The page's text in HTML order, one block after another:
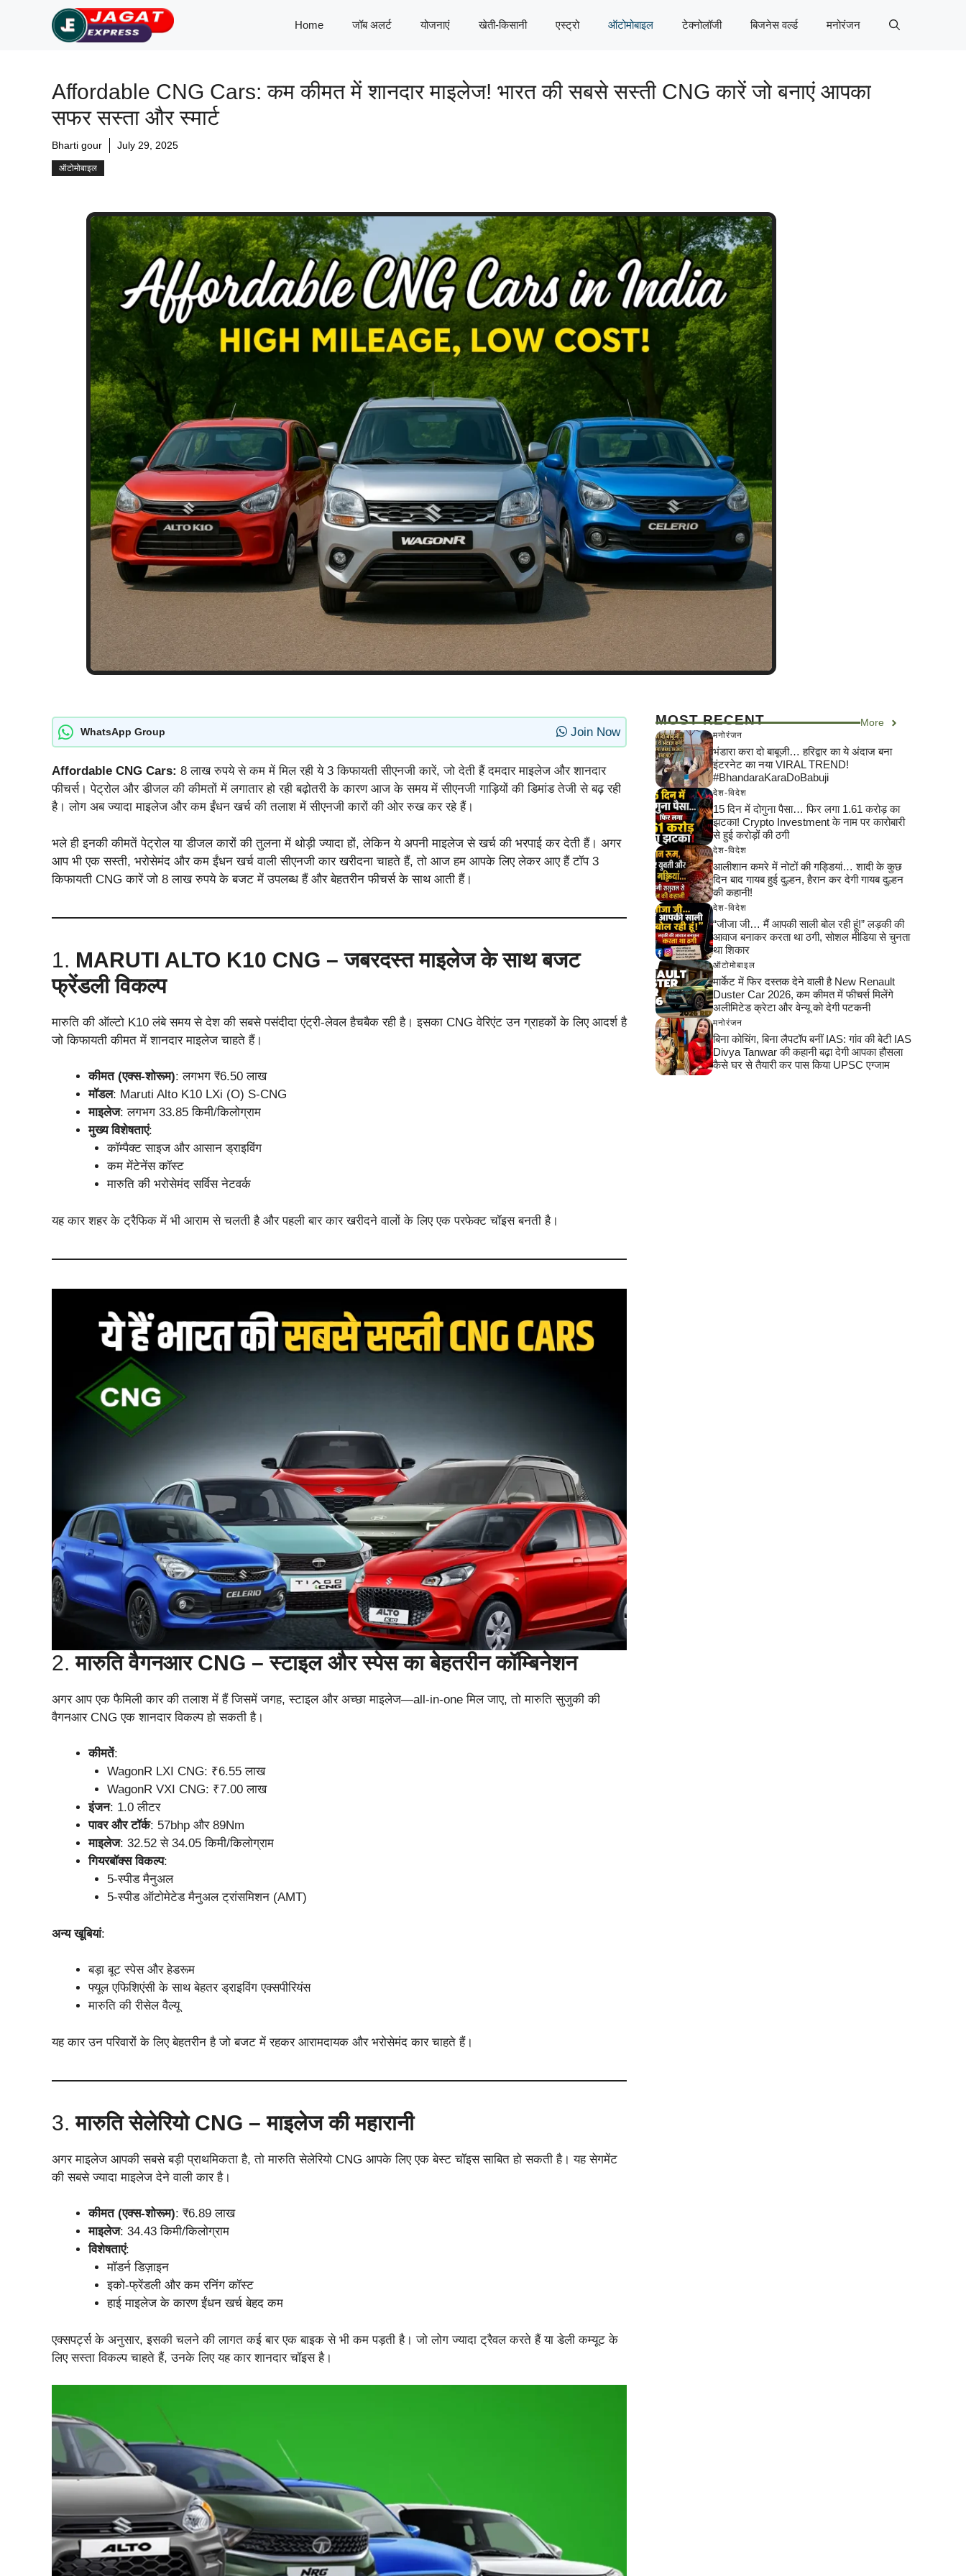
Home जॉब अलर्ट योजनाएं खेती-किसानी एस्ट्रो ऑटोमोबाइल टेक्नोलॉजी बिजनेस वर्ल्ड मनोरंजन
Affordable CNG Cars: कम कीमत में शानदार माइलेज! भारत की सबसे सस्ती CNG कारें जो बनाएं आपका
सफर सस्ता और स्मार्ट
Bharti gour July 29, 2025
ऑटोमोबाइल
WhatsApp Group Join Now
Affordable CNG Cars: 8 लाख रुपये से कम में मिल रही ये 3 किफायती सीएनजी कारें, जो देती हैं दमदार माइलेज और शानदार
फीचर्स। पेट्रोल और डीजल की कीमतों में लगातार हो रही बढ़ोतरी के कारण आज के समय में सीएनजी गाड़ियों की डिमांड तेजी से बढ़ रही
है। लोग अब ज्यादा माइलेज और कम ईंधन खर्च की तलाश में सीएनजी कारों की ओर रुख कर रहे हैं।
भले ही इनकी कीमतें पेट्रोल या डीजल कारों की तुलना में थोड़ी ज्यादा हों, लेकिन ये अपनी माइलेज से खर्च की भरपाई कर देती हैं। अगर
आप भी एक सस्ती, भरोसेमंद और कम ईंधन खर्च वाली सीएनजी कार खरीदना चाहते हैं, तो आज हम आपके लिए लेकर आए हैं टॉप 3
किफायती CNG कारें जो 8 लाख रुपये के बजट में उपलब्ध हैं और बेहतरीन फीचर्स के साथ आती हैं।
1. MARUTI ALTO K10 CNG – जबरदस्त माइलेज के साथ बजट
फ्रेंडली विकल्प
मारुति की ऑल्टो K10 लंबे समय से देश की सबसे पसंदीदा एंट्री-लेवल हैचबैक रही है। इसका CNG वेरिएंट उन ग्राहकों के लिए आदर्श है
जो किफायती कीमत में शानदार माइलेज चाहते हैं।
कीमत (एक्स-शोरूम): लगभग ₹6.50 लाख
मॉडल: Maruti Alto K10 LXi (O) S-CNG
माइलेज: लगभग 33.85 किमी/किलोग्राम
मुख्य विशेषताएं:
कॉम्पैक्ट साइज और आसान ड्राइविंग
कम मेंटेनेंस कॉस्ट
मारुति की भरोसेमंद सर्विस नेटवर्क
यह कार शहर के ट्रैफिक में भी आराम से चलती है और पहली बार कार खरीदने वालों के लिए एक परफेक्ट चॉइस बनती है।
2.मारुति वैगनआर CNG – स्टाइल और स्पेस का बेहतरीन कॉम्बिनेशन
अगर आप एक फैमिली कार की तलाश में हैं जिसमें जगह, स्टाइल और अच्छा माइलेज—all-in-one मिल जाए, तो मारुति सुजुकी की
वैगनआर CNG एक शानदार विकल्प हो सकती है।
कीमतें:
WagonR LXI CNG: ₹6.55 लाख
WagonR VXI CNG: ₹7.00 लाख
इंजन: 1.0 लीटर
पावर और टॉर्क: 57bhp और 89Nm
माइलेज: 32.52 से 34.05 किमी/किलोग्राम
गियरबॉक्स विकल्प:
5-स्पीड मैनुअल
5-स्पीड ऑटोमेटेड मैनुअल ट्रांसमिशन (AMT)
अन्य खूबियां:
बड़ा बूट स्पेस और हेडरूम
फ्यूल एफिशिएंसी के साथ बेहतर ड्राइविंग एक्सपीरियंस
मारुति की रीसेल वैल्यू
यह कार उन परिवारों के लिए बेहतरीन है जो बजट में रहकर आरामदायक और भरोसेमंद कार चाहते हैं।
3.मारुति सेलेरियो CNG – माइलेज की महारानी
अगर माइलेज आपकी सबसे बड़ी प्राथमिकता है, तो मारुति सेलेरियो CNG आपके लिए एक बेस्ट चॉइस साबित हो सकती है। यह सेगमेंट
की सबसे ज्यादा माइलेज देने वाली कार है।
कीमत (एक्स-शोरूम): ₹6.89 लाख
माइलेज: 34.43 किमी/किलोग्राम
विशेषताएं:
मॉडर्न डिज़ाइन
इको-फ्रेंडली और कम रनिंग कॉस्ट
हाई माइलेज के कारण ईंधन खर्च बेहद कम
एक्सपर्ट्स के अनुसार, इसकी चलने की लागत कई बार एक बाइक से भी कम पड़ती है। जो लोग ज्यादा ट्रैवल करते हैं या डेली कम्यूट के
लिए सस्ता विकल्प चाहते हैं, उनके लिए यह कार शानदार चॉइस है।
MOST RECENT More
मनोरंजन
भंडारा करा दो बाबूजी… हरिद्वार का ये अंदाज बना
इंटरनेट का नया VIRAL TREND!
#BhandaraKaraDoBabuji
देश-विदेश
15 दिन में दोगुना पैसा… फिर लगा 1.61 करोड़ का
झटका! Crypto Investment के नाम पर कारोबारी
से हुई करोड़ों की ठगी
देश-विदेश
आलीशान कमरे में नोटों की गड्डियां… शादी के कुछ
दिन बाद गायब हुई दुल्हन, हैरान कर देगी गायब दुल्हन
की कहानी!
देश-विदेश
“जीजा जी… मैं आपकी साली बोल रही हूं!” लड़की की
आवाज बनाकर करता था ठगी, सोशल मीडिया से चुनता
था शिकार
ऑटोमोबाइल
मार्केट में फिर दस्तक देने वाली है New Renault
Duster Car 2026, कम कीमत में फीचर्स मिलेंगे
अलीमिटेड क्रेटा और वेन्यू को देगी पटकनी
मनोरंजन
बिना कोचिंग, बिना लैपटॉप बनीं IAS: गांव की बेटी IAS
Divya Tanwar की कहानी बढ़ा देगी आपका हौसला
कैसे घर से तैयारी कर पास किया UPSC एग्जाम